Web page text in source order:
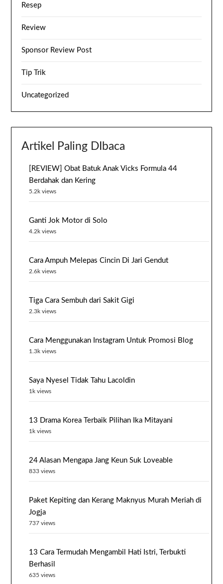
Resep
Review
Sponsor Review Post
Tip Trik
Uncategorized
Artikel Paling DIbaca
[REVIEW] Obat Batuk Anak Vicks Formula 44
Berdahak dan Kering
5.2k views
Ganti Jok Motor di Solo
4.2k views
Cara Ampuh Melepas Cincin Di Jari Gendut
2.6k views
Tiga Cara Sembuh dari Sakit Gigi
2.3k views
Cara Menggunakan Instagram Untuk Promosi Blog
1.3k views
Saya Nyesel Tidak Tahu Lacoldin
1k views
13 Drama Korea Terbaik Pilihan Ika Mitayani
1k views
24 Alasan Mengapa Jang Keun Suk Loveable
833 views
Paket Kepiting dan Kerang Maknyus Murah Meriah di
Jogja
737 views
13 Cara Termudah Mengambil Hati Istri, Terbukti
Berhasil
635 views